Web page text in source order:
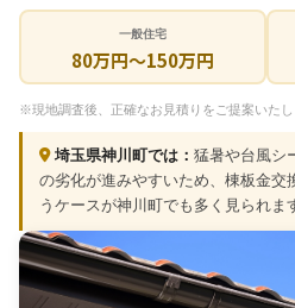
一般住宅
80万円～150万円
※現地調査後、正確なお見積りをご提案いたし
埼玉県神川町では： 猛暑や台風シ
の劣化が進みやすいため、棟板金交
うケースが神川町でも多く見られま